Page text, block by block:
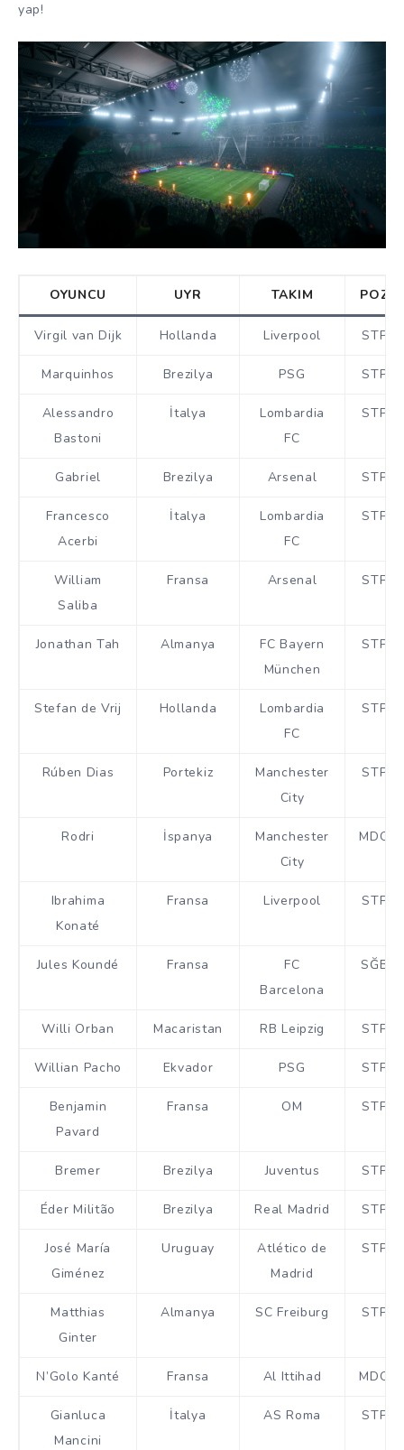
yap!
OYUNCU UYR TAKIM POZ
Virgil van Dijk Hollanda Liverpool STP
Marquinhos Brezilya PSG STP
Alessandro
Bastoni
İtalya
Lombardia
FC
STP
Gabriel Brezilya Arsenal STP
Francesco
Acerbi
İtalya
Lombardia
FC
STP
William
Saliba
Fransa Arsenal STP
Jonathan Tah Almanya
FC Bayern
München
STP
Stefan de Vrij Hollanda
Lombardia
FC
STP
Rúben Dias Portekiz
Manchester
City
STP
Rodri İspanya
Manchester
City
MDO
Ibrahima
Konaté
Fransa Liverpool STP
Jules Koundé Fransa
FC
Barcelona
SĞB
Willi Orban Macaristan RB Leipzig STP
Willian Pacho Ekvador PSG STP
Benjamin
Pavard
Fransa OM STP
Bremer Brezilya Juventus STP
Éder Militão Brezilya Real Madrid STP
José María
Giménez
Uruguay
Atlético de
Madrid
STP
Matthias
Ginter
Almanya SC Freiburg STP
N’Golo Kanté Fransa Al Ittihad MDO
Gianluca
Mancini
İtalya AS Roma STP